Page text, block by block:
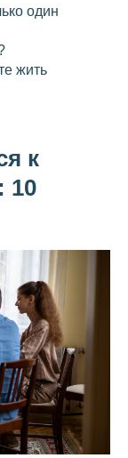
один
жить
к
10